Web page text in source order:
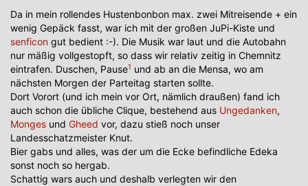
Da in mein rollendes Hustenbonbon max. zwei Mitreisende + ein
wenig Gepäck fasst, war ich mit der großen JuPi-Kiste und
senficon gut bedient :-). Die Musik war laut und die Autobahn
nur mäßig vollgestopft, so dass wir relativ zeitig in Chemnitz
eintrafen. Duschen, Pause1 und ab an die Mensa, wo am
nächsten Morgen der Parteitag starten sollte.
Dort Vorort (und ich mein vor Ort, nämlich draußen) fand ich
auch schon die übliche Clique, bestehend aus Ungedanken,
Monges und Gheed vor, dazu stieß noch unser
Landesschatzmeister Knut.
Bier gabs und alles, was der um die Ecke befindliche Edeka
sonst noch so hergab.
Schattig wars auch und deshalb verlegten wir den